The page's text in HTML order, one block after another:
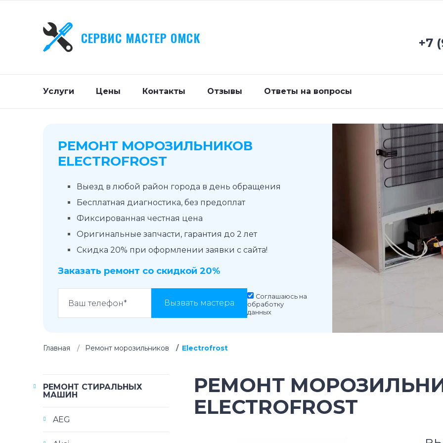
СЕРВИС МАСТЕР ОМСК +7
Услуги Цены Контакты Отзывы Ответы на вопросы
РЕМОНТ МОРОЗИЛЬНИКОВ
ELECTROFROST
Выезд в любой район города в день обращения
Бесплатная диагностика, без предоплат
Фиксированная честная цена
Оригинальные запчасти, гарантия до 2 лет
Скидка 20% при оформлении заявки с сайта!
Заказать ремонт со скидкой 20%
Вызвать мастера
Соглашаюсь на
обработку
данных
Главная Ремонт морозильников Electrofrost
РЕМОНТ
ELECTROFROST
РЕМОНТ СТИРАЛЬНЫХ
МАШИН
AEG